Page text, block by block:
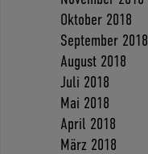
Oktober 2018
September 2018
August 2018
Juli 2018
Mai 2018
April 2018
März 2018